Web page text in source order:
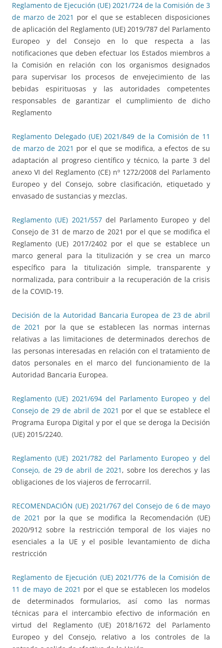
Reglamento de Ejecución (UE) 2021/724 de la Comisión de 3
de marzo de 2021 por el que se establecen disposiciones
de aplicación del Reglamento (UE) 2019/787 del Parlamento
Europeo y del Consejo en lo que respecta a las
notificaciones que deben efectuar los Estados miembros a
la Comisión en relación con los organismos designados
para supervisar los procesos de envejecimiento de las
bebidas espirituosas y las autoridades competentes
responsables de garantizar el cumplimiento de dicho
Reglamento
Reglamento Delegado (UE) 2021/849 de la Comisión de 11
de marzo de 2021 por el que se modifica, a efectos de su
adaptación al progreso científico y técnico, la parte 3 del
anexo VI del Reglamento (CE) nº 1272/2008 del Parlamento
Europeo y del Consejo, sobre clasificación, etiquetado y
envasado de sustancias y mezclas.
Reglamento (UE) 2021/557del Parlamento Europeo y del
Consejo de 31 de marzo de 2021 por el que se modifica el
Reglamento (UE) 2017/2402 por el que se establece un
marco general para la titulización y se crea un marco
específico para la titulización simple, transparente y
normalizada, para contribuir a la recuperación de la crisis
de la COVID-19.
Decisión de la Autoridad Bancaria Europea de 23 de abril
de 2021
por la que se establecen las normas internas
relativas a las limitaciones de determinados derechos de
las personas interesadas en relación con el tratamiento de
datos personales en el marco del funcionamiento de la
Autoridad Bancaria Europea.
Reglamento (UE) 2021/694 del Parlamento Europeo y del
Consejo de 29 de abril de 2021 por el que se establece el
Programa Europa Digital y por el que se deroga la Decisión
(UE) 2015/2240.
Reglamento (UE) 2021/782 del Parlamento Europeo y del
Consejo, de 29 de abril de 2021 , sobre los derechos y las
obligaciones de los viajeros de ferrocarril.
RECOMENDACIÓN (UE) 2021/767 del Consejo de 6 de mayo
de 2021
por la que se modifica la Recomendación (UE)
2020/912 sobre la restricción temporal de los viajes no
esenciales a la UE y el posible levantamiento de dicha
restricción
Reglamento de Ejecución (UE) 2021/776 de la Comisión de
11 de mayo de 2021 por el que se establecen los modelos
de determinados formularios, así como las normas
técnicas para el intercambio efectivo de información en
virtud del Reglamento (UE) 2018/1672 del Parlamento
Europeo y del Consejo, relativo a los controles de la